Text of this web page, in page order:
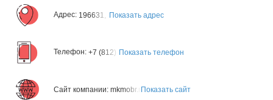
Адрес: 196631, г. Санкт-Петербург, Волхонское шоссе 4
Показать адрес
Телефон: +7 (812) 325-50-00Показать телефон
Сайт компании: mkmobr.ruПоказать сайт